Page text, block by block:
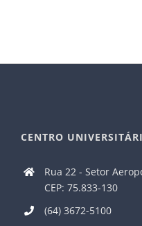
CENTRO
Rua 22 - Setor
CEP: 75.833-130
(64) 3672-5100